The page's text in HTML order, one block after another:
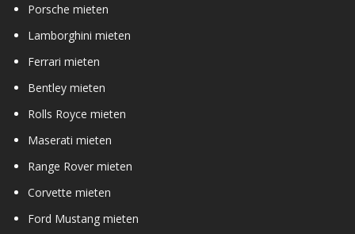
Porsche mieten
Lamborghini mieten
Ferrari mieten
Bentley mieten
Rolls Royce mieten
Maserati mieten
Range Rover mieten
Corvette mieten
Ford Mustang mieten